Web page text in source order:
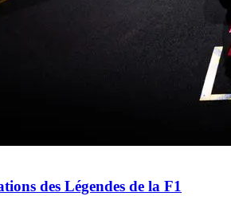
des Légendes de la F1